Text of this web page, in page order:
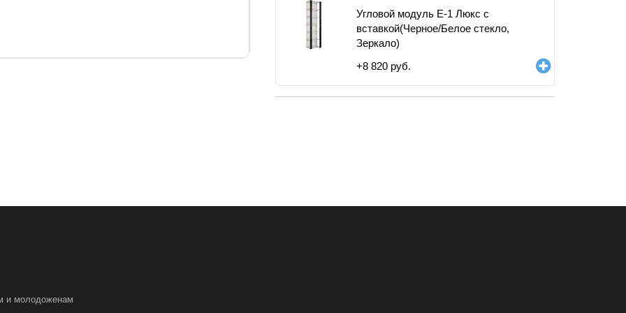
Угловой модуль Е-1 Люкс с
вставкой(Черное/Белое стекло,
Зеркало)
+8 820 руб.
и молодоженам